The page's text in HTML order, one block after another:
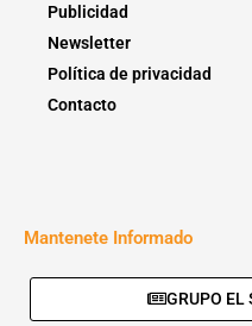
Publicidad
Newsletter
Política de privacidad
Contacto
Mantenete Informado
GRUPO EL